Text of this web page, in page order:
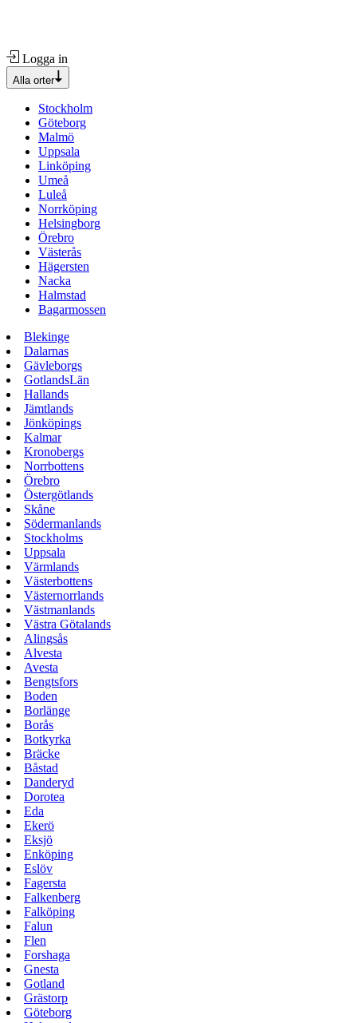
Logga in
Alla orter
Stockholm
Göteborg
Malmö
Uppsala
Linköping
Umeå
Luleå
Norrköping
Helsingborg
Örebro
Västerås
Hägersten
Nacka
Halmstad
Bagarmossen
Blekinge
Dalarnas
Gävleborgs
GotlandsLän
Hallands
Jämtlands
Jönköpings
Kalmar
Kronobergs
Norrbottens
Örebro
Östergötlands
Skåne
Södermanlands
Stockholms
Uppsala
Värmlands
Västerbottens
Västernorrlands
Västmanlands
Västra Götalands
Alingsås
Alvesta
Avesta
Bengtsfors
Boden
Borlänge
Borås
Botkyrka
Bräcke
Båstad
Danderyd
Dorotea
Eda
Ekerö
Eksjö
Enköping
Eslöv
Fagersta
Falkenberg
Falköping
Falun
Flen
Forshaga
Gnesta
Gotland
Grästorp
Göteborg